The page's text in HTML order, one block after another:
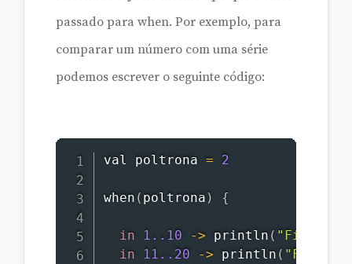
passado para when. Por exemplo, para
comparar um número com uma série
podemos escrever o seguinte código:
val poltrona = 2
when ( poltrona ) {
in 1. .10 -> println ( "Fileira
in
11. .20 -> println ( "Fileira